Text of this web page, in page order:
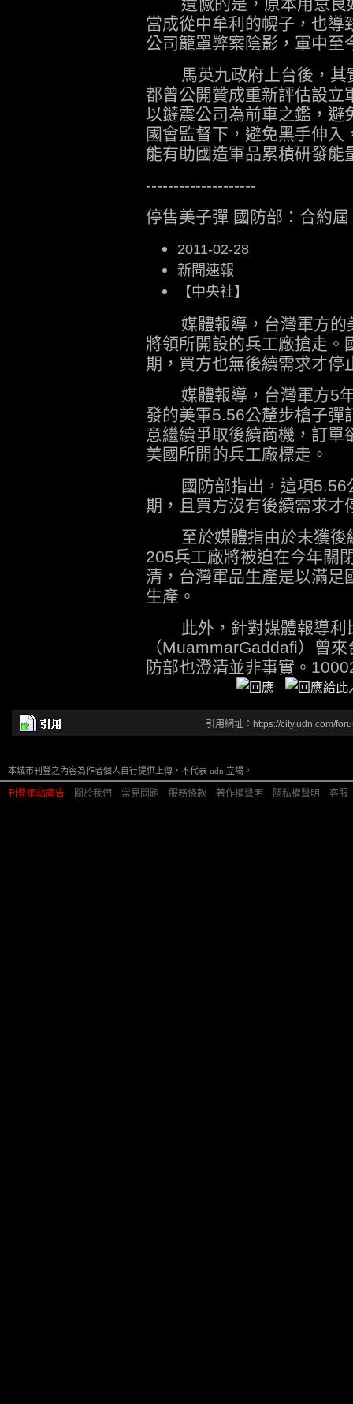
當成從中牟利的幌子，也導
公司籠罩弊案陰影，軍中至
馬英九政府上台後，其
都曾公開贊成重新評估設立
以鐽震公司為前車之鑑，避
國會監督下，避免黑手伸
能有助國造軍品累積研發能
--------------------
停售美子彈 國防部：合約屆
2011-02-28
新聞速報
【中央社】
媒體報導，台灣軍方的
將領所開設的兵工廠搶走。
期，買方也無後續需求才停
媒體報導，台灣軍方5年
發的美軍5.56公釐步槍子彈
意繼續爭取後續商機，訂單
美國所開的兵工廠標走。
國防部指出，這項5.56
期，且買方沒有後續需求才
至於媒體指由於未獲後
205兵工廠將被迫在今年關
清，台灣軍品生產是以滿足
生產。
此外，針對媒體報導利
（MuammarGaddafi）曾
防部也澄清並非事實。
引用網址：https://city.udn.com/
本城市刊登之內容為作者個人自行提供上傳，不代表 udn 立場。
刊登網站廣告 關於我們 常見問題 服務條款 著作權聲明 隱私權聲明 客服